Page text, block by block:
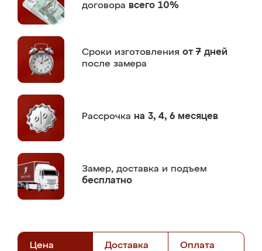
договора всего 10%
Сроки изготовления от 7 дней
после замера
Рассрочка на 3, 4, 6 месяцев
Замер, доставка и подъем
бесплатно
Цена Доставка Оплата